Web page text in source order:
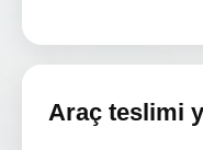
Araç teslimi